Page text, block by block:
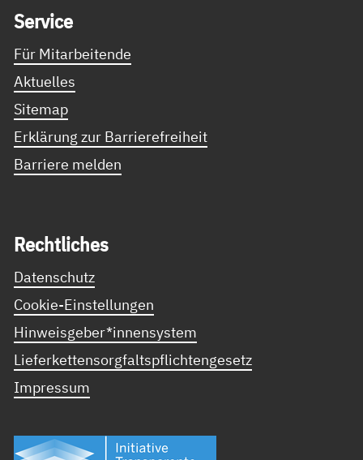
Ser­vice
Für Mitarbeitende
Aktuelles
Sitemap
Erklärung zur Barrierefreiheit
Barriere melden
Recht­li­ches
Datenschutz
Cookie-Einstellungen
Hinweisgeber*innensystem
Lieferkettensorgfaltspflichtengesetz
Impressum